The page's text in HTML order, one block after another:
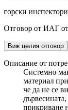
горски
Отговор от ИАГ
Виж целия отговор
Описание от
Системно
материал
че да не се
прикриване